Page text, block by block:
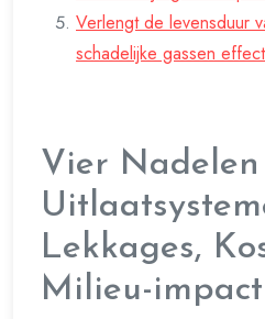
Verlengt de levensduur
schadelijke gassen
Vier Nadelen
Lekkages,
Milieu-impact